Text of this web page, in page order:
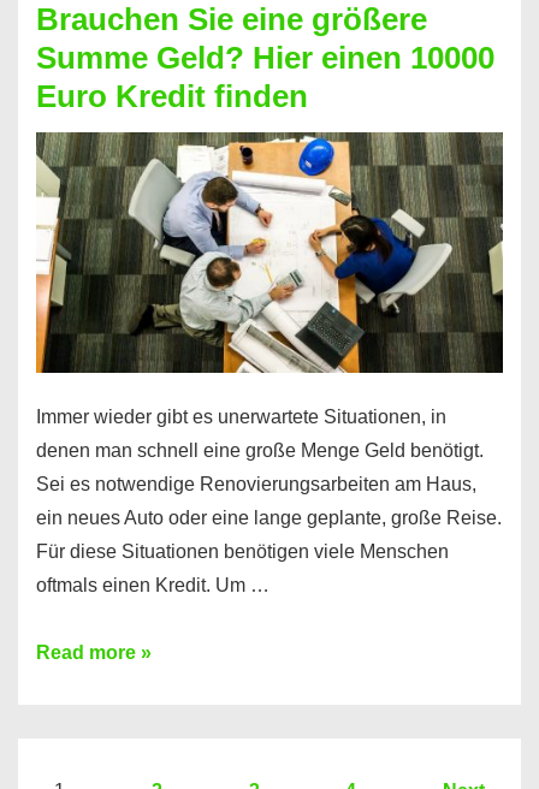
Geht
das
überhaupt?
Na
klar!
Brauchen Sie eine größere
Summe Geld? Hier einen 10000
Euro Kredit finden
Immer wieder gibt es unerwartete Situationen, in
denen man schnell eine große Menge Geld benötigt.
Sei es notwendige Renovierungsarbeiten am Haus,
ein neues Auto oder eine lange geplante, große Reise.
Für diese Situationen benötigen viele Menschen
oftmals einen Kredit. Um …
Brauchen
Read more »